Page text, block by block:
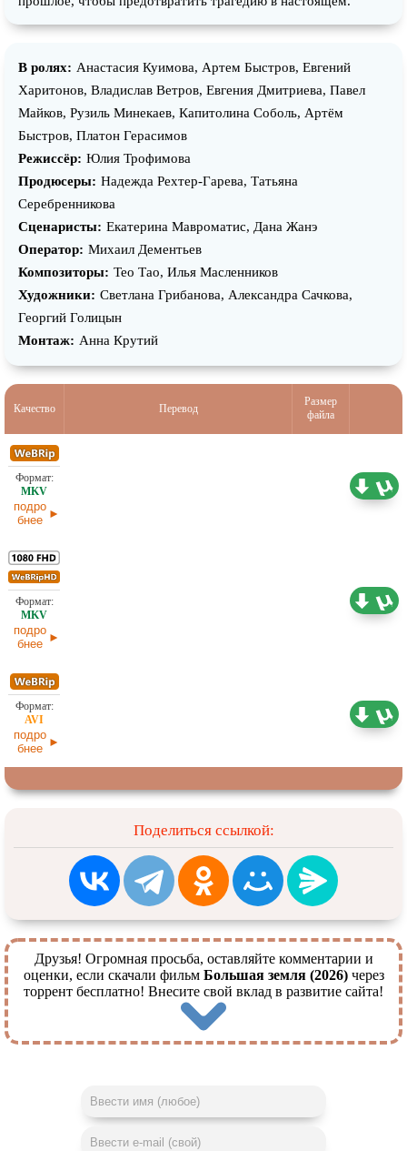
В ролях: Анастасия Куимова, Артем Быстров, Евгений
Харитонов, Владислав Ветров, Евгения Дмитриева, Павел
Майков, Рузиль Минекаев, Капитолина Соболь, Артём
Быстров, Платон Герасимов
Режиссёр: Юлия Трофимова
Продюсеры: Надежда Рехтер-Гарева, Татьяна
Серебренникова
Сценаристы: Екатерина Мавроматис, Дана Жанэ
Оператор: Михаил Дементьев
Композиторы: Тео Тао, Илья Масленников
Художники: Светлана Грибанова, Александра Сачкова,
Георгий Голицын
Монтаж: Анна Крутий
Качество Перевод
Размер
файла
подро
бнее
подро
бнее
подро
бнее
Поделиться ссылкой:
Друзья! Огромная просьба, оставляйте комментарии и
оценки, если скачали фильм Большая земля (2026)через
торрент бесплатно! Внесите свой вклад в развитие сайта!